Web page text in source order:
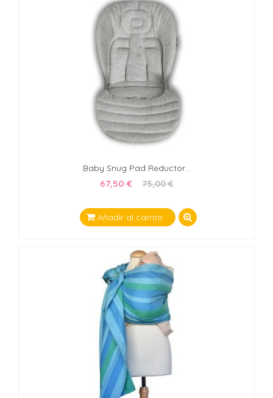
Baby Snug Pad Reductor...
67,50 € 75,00 €
Añadir al carrito